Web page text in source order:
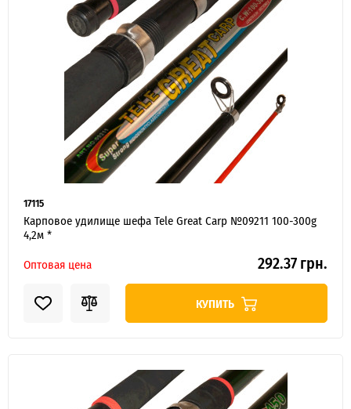
17115
Карповое удилище шефа Tele Great Carp №09211 100-300g
4,2м *
Оптовая цена
292.37 грн.
КУПИТЬ